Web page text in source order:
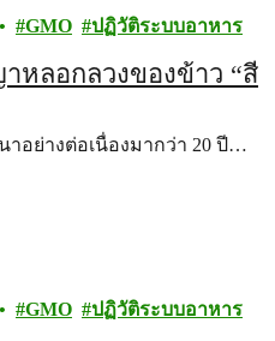
GMO ปฏิวัติระบบอาหาร
หลอกลวงของข้าว “สี
อย่างต่อเนื่องมากว่า 20 ปี…
GMO ปฏิวัติระบบอาหาร